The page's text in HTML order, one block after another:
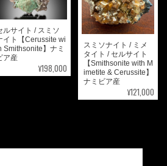
ルサイト / スミソ
イト【Cerussite wi
Smithsonite】ナミ
ア産
¥198,000
スミソナイト / ミメ
タイト / セルサイト
【Smithsonite with M
imetite & Cerussite】
ナミビア産
¥121,000